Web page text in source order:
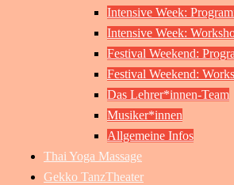
Intensive Week:
Intensive Week:
Festival Weekend:
Festival Weekend:
Das Lehrer*innen-Team
Musiker*innen
Allgemeine Infos
Thai Yoga Massage
Gekko TanzTheater